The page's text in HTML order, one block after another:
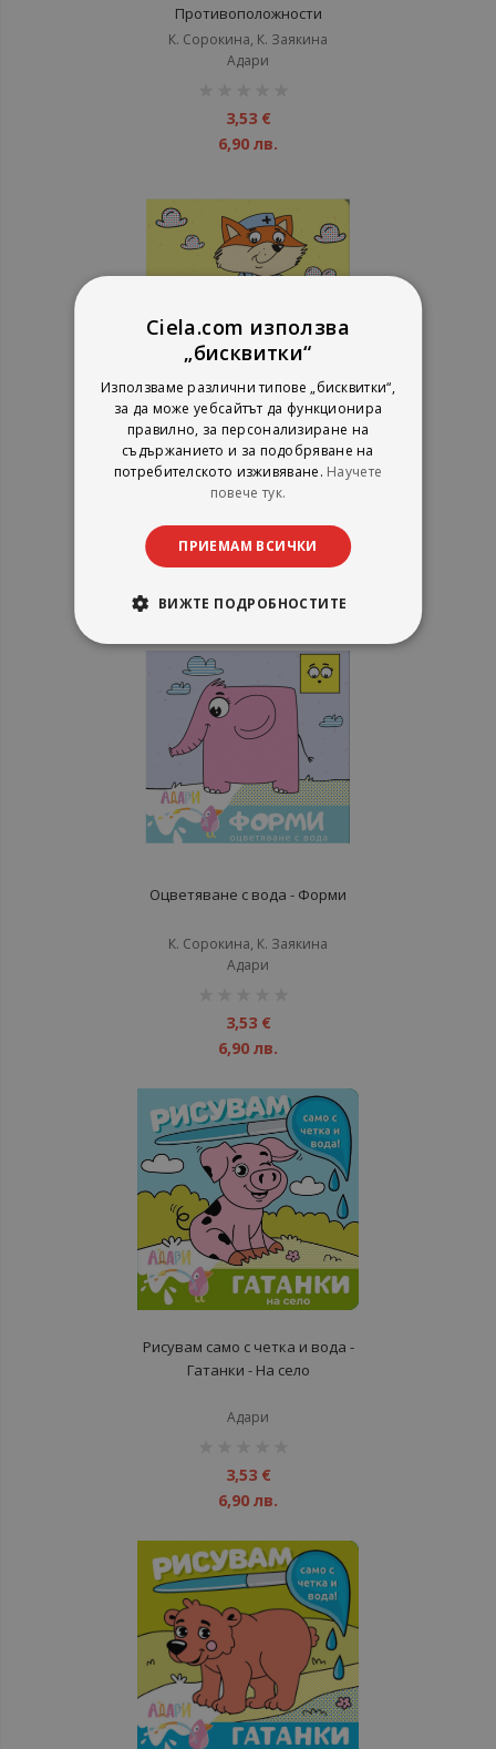
Противоположности
К. Сорокина, К. Заякина
Адари
3,53 €
6,90 лв.
Оцветяване с вода - Професии
К. Сорокина, К. Заякина
рейтинг:
1%
3,53 €
6,90 лв.
Оцветяване с вода - Форми
К. Сорокина, К. Заякина
Адари
3,53 €
6,90 лв.
Рисувам само с четка и вода -
Гатанки - На село
Адари
3,53 €
6,90 лв.
Ciela.com използва
„бисквитки“
Използваме различни типове „бисквитки“,
за да може уебсайтът да функционира
правилно, за персонализиране на
съдържанието и за подобряване на
потребителското изживяване. Научете
повече тук.
ПРИЕМАМ ВСИЧКИ
ВИЖТЕ ПОДРОБНОСТИТЕ